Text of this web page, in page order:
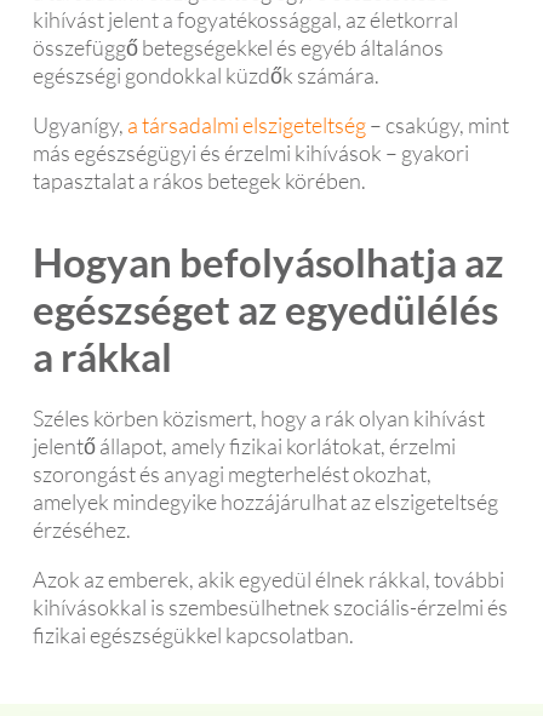
kihívást jelent a fogyatékossággal, az életkorral
összefüggő betegségekkel és egyéb általános
egészségi gondokkal küzdők számára.
Ugyanígy, a társadalmi elszigeteltség– csakúgy, mint
más egészségügyi és érzelmi kihívások – gyakori
tapasztalat a rákos betegek körében.
Hogyan befolyásolhatja az
egészséget az egyedülélés
a rákkal
Széles körben közismert, hogy a rák olyan kihívást
jelentő állapot, amely fizikai korlátokat, érzelmi
szorongást és anyagi megterhelést okozhat,
amelyek mindegyike hozzájárulhat az elszigeteltség
érzéséhez.
Azok az emberek, akik egyedül élnek rákkal, további
kihívásokkal is szembesülhetnek szociális-érzelmi és
fizikai egészségükkel kapcsolatban.